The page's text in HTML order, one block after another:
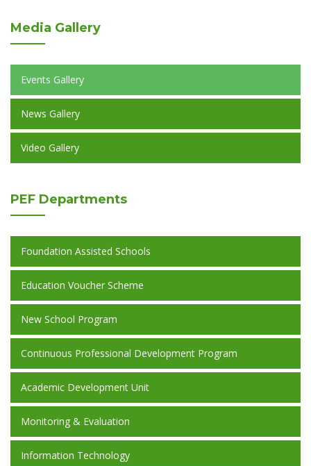
Media Gallery
Events Gallery
News Gallery
Video Gallery
PEF Departments
Foundation Assisted Schools
Education Voucher Scheme
New School Program
Continuous Professional Development Program
Academic Development Unit
Monitoring & Evaluation
Information Technology